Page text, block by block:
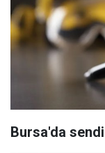
Bursa'da